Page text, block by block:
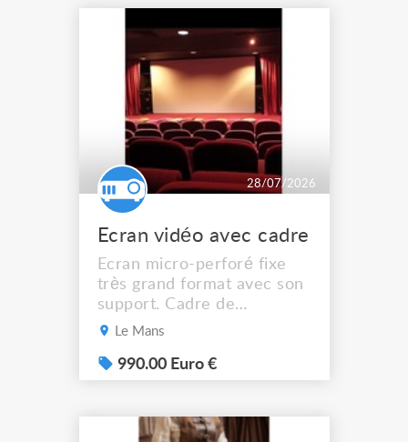
2,80 m Largeur en tête :
environ 3,60 m Développé
du tissu : près de 6 m de
larg...
28/07/2026
Ecran vidéo avec cadre
Ecran micro-perforé fixe
très grand format avec son
support. Cadre de
projection 4.70 m x 2. 40 m
Transport à votre charge
Le Mans
990.00 Euro €